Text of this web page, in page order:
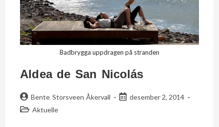
Badbrygga uppdragen på stranden
Aldea de San Nicolás
Bente Storsveen Åkervall
desember 2, 2014
Aktuelle